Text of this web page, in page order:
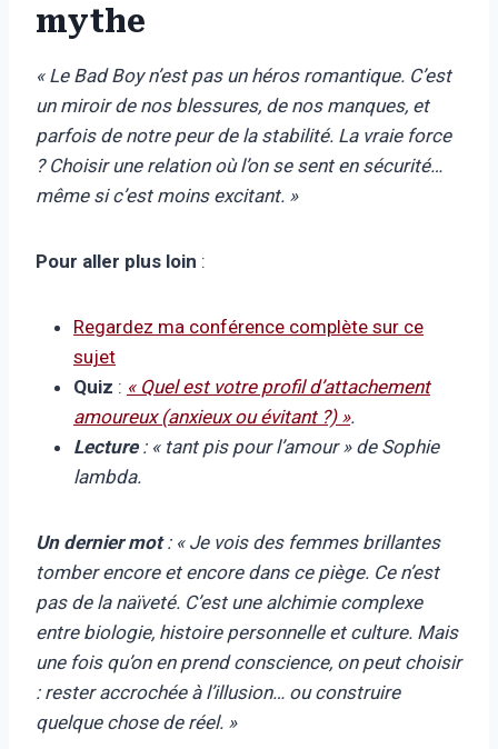
mythe
« Le Bad Boy n’est pas un héros romantique. C’est
un miroir de nos blessures, de nos manques, et
parfois de notre peur de la stabilité. La vraie force
? Choisir une relation où l’on se sent en sécurité…
même si c’est moins excitant. »
Pour aller plus loin :
Regardez ma conférence complète sur ce
sujet
Quiz : « Quel est votre profil d’attachement
amoureux (anxieux ou évitant ?) ».
Lecture: « tant pis pour l’amour »de Sophie
lambda.
Un dernier mot: « Je vois des femmes brillantes
tomber encore et encore dans ce piège. Ce n’est
pas de la naïveté. C’est une alchimie complexe
entre biologie, histoire personnelle et culture. Mais
une fois qu’on en prend conscience, on peut choisir
: rester accrochée à l’illusion… ou construire
quelque chose de réel. »